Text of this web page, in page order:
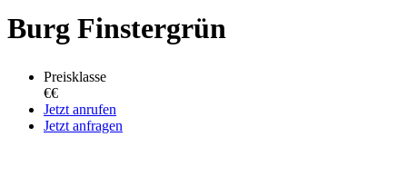
Burg Finstergrün
Preisklasse
€€
Jetzt anrufen
Jetzt anfragen